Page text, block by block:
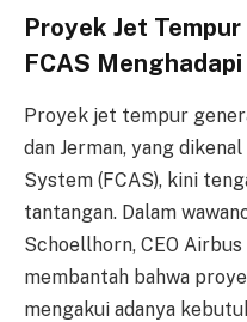
Proyek Jet
FCAS
Proyek jet tempur
dan Jerman, yang
System (FCAS), kini
tantangan. Dalam
Schoellhorn, CEO
membantah bahwa
mengakui adanya